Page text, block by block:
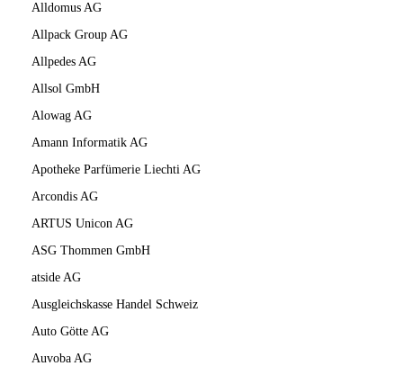
Alldomus AG
Allpack Group AG
Allpedes AG
Allsol GmbH
Alowag AG
Amann Informatik AG
Apotheke Parfümerie Liechti AG
Arcondis AG
ARTUS Unicon AG
ASG Thommen GmbH
atside AG
Ausgleichskasse Handel Schweiz
Auto Götte AG
Auvoba AG